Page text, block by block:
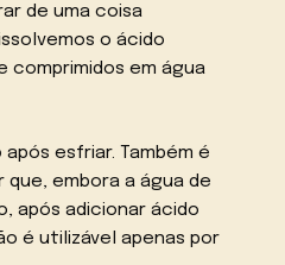
de uma coisa
o ácido
comprimidos em água
esfriar. Também é
embora a água de
após adicionar ácido
é utilizável apenas por